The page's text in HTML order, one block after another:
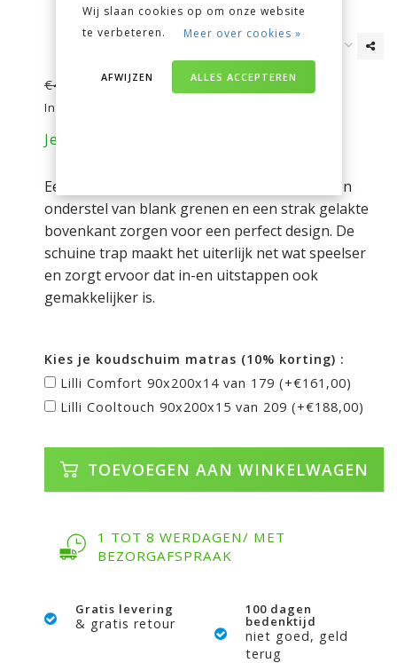
€462,00 €449,00
Incl. btw
Je bespaart nu 13 euro op je aankoop!
Een halfhoogslaper in scandinavische stijl. Een
onderstel van blank grenen en een strak gelakte
bovenkant zorgen voor een perfect design. De
schuine trap maakt het uiterlijk net wat speelser
en zorgt ervoor dat in-en uitstappen ook
gemakkelijker is.
Kies je koudschuim matras (10% korting) :
Lilli Comfort 90x200x14 van 179 (+€161,00)
Lilli Cooltouch 90x200x15 van 209 (+€188,00)
TOEVOEGEN AAN WINKELWAGEN
1 TOT 8 WERDAGEN/ MET
BEZORGAFSPRAAK
Gratis levering
& gratis retour
100 dagen
bedenktijd
niet goed, geld
terug
Wij slaan cookies op om onze website
te verbeteren.
Meer over cookies »
ALLES ACCEPTEREN
AFWIJZEN